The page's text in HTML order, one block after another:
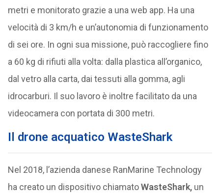
metri e monitorato grazie a una web app. Ha una
velocità di 3 km/h e un’autonomia di funzionamento
di sei ore. In ogni sua missione, può raccogliere fino
a 60 kg di rifiuti alla volta: dalla plastica all’organico,
dal vetro alla carta, dai tessuti alla gomma, agli
idrocarburi. Il suo lavoro è inoltre facilitato da una
videocamera con portata di 300 metri.
Il drone acquatico WasteShark
Nel 2018, l’azienda danese RanMarine Technology
ha creato un dispositivo chiamatoWasteShark,un